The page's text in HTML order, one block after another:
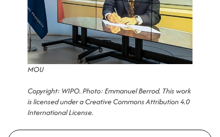
MOU
Copyright: WIPO. Photo: Emmanuel Berrod. This work
is licensed under aCreative Commons Attribution 4.0
International License.